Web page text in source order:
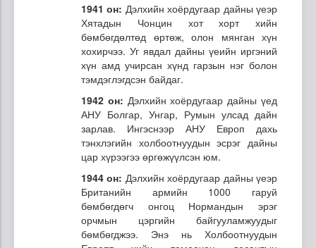
1941 он: Дэлхийн хоёрдугаар дайны үеэр
Хятадын Чонцин хот хорт хийн
бөмбөгдөлтөд өртөж, олон мянган хүн
хохирчээ. Уг явдал дайны үеийн иргэний
хүн амд учирсан хүнд гарзын нэг болон
тэмдэглэгдсэн байдаг.
1942 он: Дэлхийн хоёрдугаар дайны үед
АНУ Болгар, Унгар, Румын улсад дайн
зарлав. Ингэснээр АНУ Европ дахь
тэнхлэгийн холбоотнуудын эсрэг дайны
цар хүрээгээ өргөжүүлсэн юм.
1944 он: Дэлхийн хоёрдугаар дайны үеэр
Британийн армийн 1000 гаруй
бөмбөгдөгч онгоц Нормандын эрэг
орчмын цэргийн байгууламжуудыг
бөмбөгджээ. Энэ нь Холбоотнуудын